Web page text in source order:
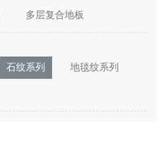
多层复合地板
石纹系列 地毯纹系列